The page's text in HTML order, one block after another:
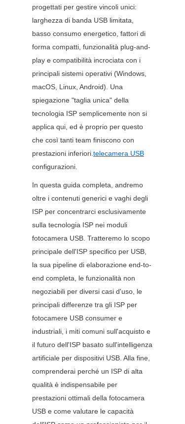
progettati per gestire vincoli unici:
larghezza di banda USB limitata,
basso consumo energetico, fattori di
forma compatti, funzionalità plug-and-
play e compatibilità incrociata con i
principali sistemi operativi (Windows,
macOS, Linux, Android). Una
spiegazione "taglia unica" della
tecnologia ISP semplicemente non si
applica qui, ed è proprio per questo
che così tanti team finiscono con
prestazioni inferiori.telecamera USB
configurazioni.
In questa guida completa, andremo
oltre i contenuti generici e vaghi degli
ISP per concentrarci esclusivamente
sulla tecnologia ISP nei moduli
fotocamera USB. Tratteremo lo scopo
principale dell'ISP specifico per USB,
la sua pipeline di elaborazione end-to-
end completa, le funzionalità non
negoziabili per diversi casi d'uso, le
principali differenze tra gli ISP per
fotocamere USB consumer e
industriali, i miti comuni sull'acquisto e
il futuro dell'ISP basato sull'intelligenza
artificiale per dispositivi USB. Alla fine,
comprenderai perché un ISP di alta
qualità è indispensabile per
prestazioni ottimali della fotocamera
USB e come valutare le capacità